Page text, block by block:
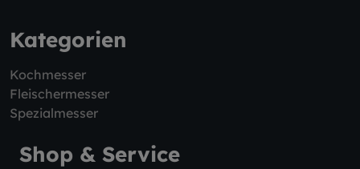
Kategorien
Kochmesser
Fleischermesser
Spezialmesser
Shop & Service